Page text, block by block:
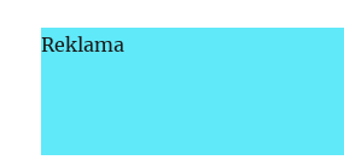
Reklama